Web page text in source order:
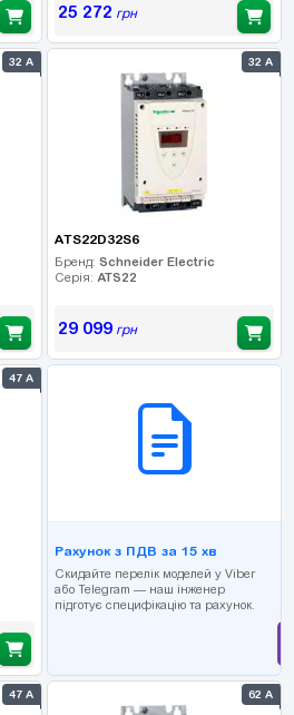
25 272 грн
32 А 32 А
ATS22D32S6
Бренд: Schneider Electric
Серія: ATS22
29 099грн
47 А
Рахунок з ПДВ за 15 хв
Скидайте перелік моделей у Viber
або Telegram — наш інженер
підготує специфікацію та рахунок.
47 А 62 А